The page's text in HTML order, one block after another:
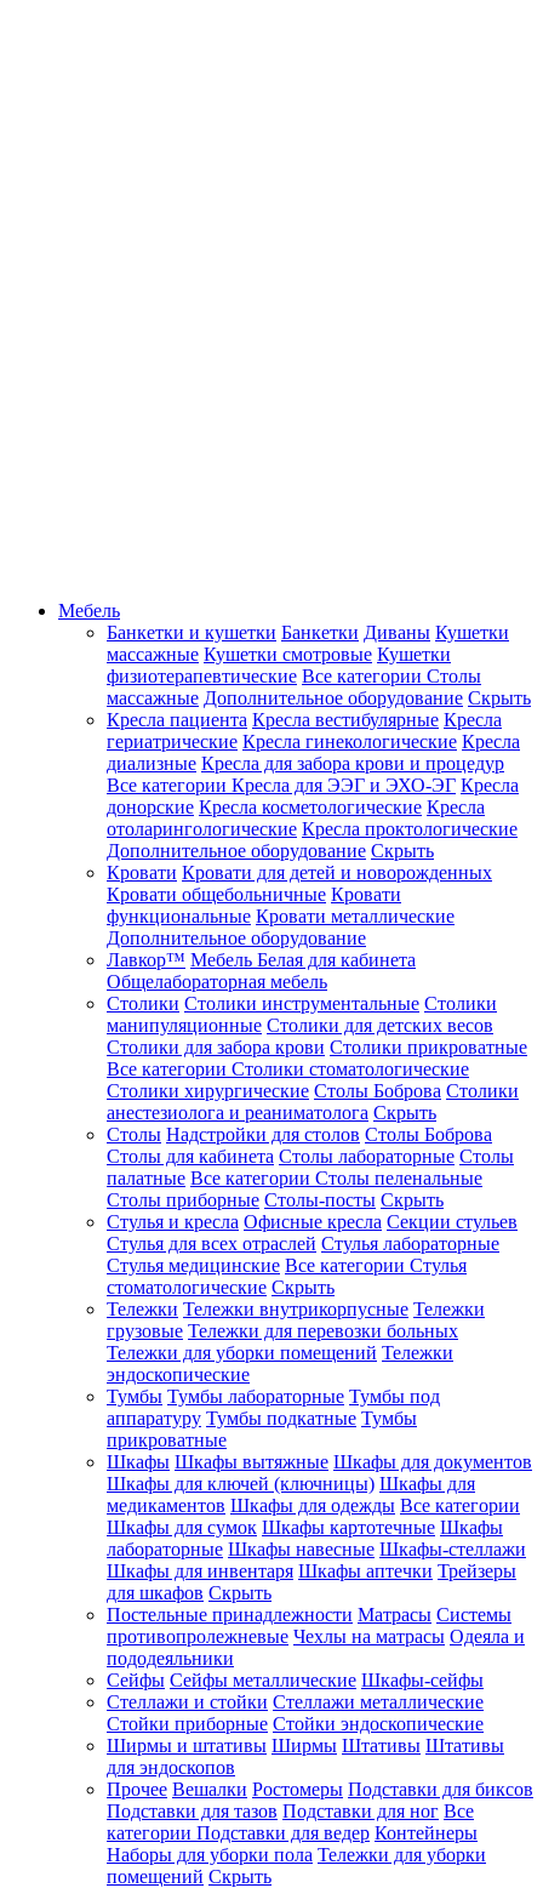
Мебель
Банкетки и кушетки Банкетки Диваны Кушетки
массажные Кушетки смотровые Кушетки
физиотерапевтические Все категории Столы
массажные Дополнительное оборудование Скрыть
Кресла пациента Кресла вестибулярные Кресла
гериатрические Кресла гинекологические Кресла
диализные Кресла для забора крови и процедур
Все категории Кресла для ЭЭГ и ЭХО-ЭГ Кресла
донорские Кресла косметологические Кресла
отоларингологические Кресла проктологические
Дополнительное оборудование Скрыть
Кровати Кровати для детей и новорожденных
Кровати общебольничные Кровати
функциональные Кровати металлические
Дополнительное оборудование
Лавкор™ Мебель Белая для кабинета
Общелабораторная мебель
Столики Столики инструментальные Столики
манипуляционные Столики для детских весов
Столики для забора крови Столики прикроватные
Все категории Столики стоматологические
Столики хирургические Столы Боброва Столики
анестезиолога и реаниматолога Скрыть
Столы Надстройки для столов Столы Боброва
Столы для кабинета Столы лабораторные Столы
палатные Все категории Столы пеленальные
Столы приборные Столы-посты Скрыть
Стулья и кресла Офисные кресла Секции стульев
Стулья для всех отраслей Стулья лабораторные
Стулья медицинские Все категории Стулья
стоматологические Скрыть
Тележки Тележки внутрикорпусные Тележки
грузовые Тележки для перевозки больных
Тележки для уборки помещений Тележки
эндоскопические
Тумбы Тумбы лабораторные Тумбы под
аппаратуру Тумбы подкатные Тумбы
прикроватные
Шкафы Шкафы вытяжные Шкафы для документов
Шкафы для ключей (ключницы) Шкафы для
медикаментов Шкафы для одежды Все категории
Шкафы для сумок Шкафы картотечные Шкафы
лабораторные Шкафы навесные Шкафы-стеллажи
Шкафы для инвентаря Шкафы аптечки Трейзеры
для шкафов Скрыть
Постельные принадлежности Матрасы Системы
противопролежневые Чехлы на матрасы Одеяла и
пододеяльники
Сейфы Сейфы металлические Шкафы-сейфы
Стеллажи и стойки Стеллажи металлические
Стойки приборные Стойки эндоскопические
Ширмы и штативы Ширмы Штативы Штативы
для эндоскопов
Прочее Вешалки Ростомеры Подставки для биксов
Подставки для тазов Подставки для ног Все
категории Подставки для ведер Контейнеры
Наборы для уборки пола Тележки для уборки
помещений Скрыть